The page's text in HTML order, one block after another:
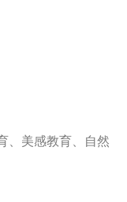
、美感教育、自然